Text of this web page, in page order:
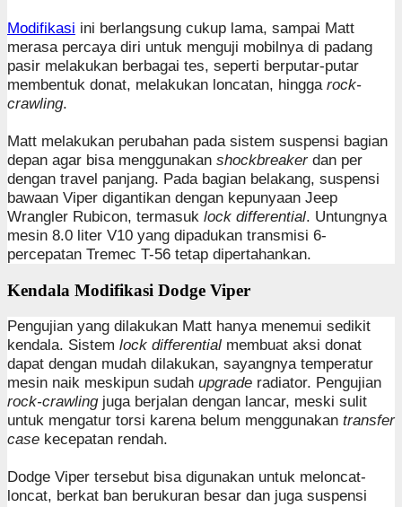
Modifikasi ini berlangsung cukup lama, sampai Matt
merasa percaya diri untuk menguji mobilnya di padang
pasir melakukan berbagai tes, seperti berputar-putar
membentuk donat, melakukan loncatan, hingga rock-
crawling.
Matt melakukan perubahan pada sistem suspensi bagian
depan agar bisa menggunakan shockbreakerdan per
dengan travel panjang. Pada bagian belakang, suspensi
bawaan Viper digantikan dengan kepunyaan Jeep
Wrangler Rubicon, termasuk lock differential. Untungnya
mesin 8.0 liter V10 yang dipadukan transmisi 6-
percepatan Tremec T-56 tetap dipertahankan.
Kendala Modifikasi Dodge Viper
Pengujian yang dilakukan Matt hanya menemui sedikit
kendala. Sistem lock differential membuat aksi donat
dapat dengan mudah dilakukan, sayangnya temperatur
mesin naik meskipun sudah upgrade radiator. Pengujian
rock-crawlingjuga berjalan dengan lancar, meski sulit
untuk mengatur torsi karena belum menggunakan transfer
case kecepatan rendah.
Dodge Viper tersebut bisa digunakan untuk meloncat-
loncat, berkat ban berukuran besar dan juga suspensi